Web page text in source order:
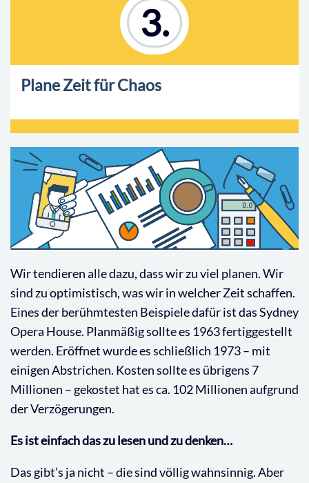
3.
Plane Zeit für Chaos
Wir tendieren alle dazu, dass wir zu viel planen. Wir
sind zu optimistisch, was wir in welcher Zeit schaffen.
Eines der berühmtesten Beispiele dafür ist das Sydney
Opera House. Planmäßig sollte es 1963 fertiggestellt
werden. Eröffnet wurde es schließlich 1973 – mit
einigen Abstrichen. Kosten sollte es übrigens 7
Millionen – gekostet hat es ca. 102 Millionen aufgrund
der Verzögerungen.
Es ist einfach das zu lesen und zu denken…
Das gibt’s ja nicht – die sind völlig wahnsinnig. Aber